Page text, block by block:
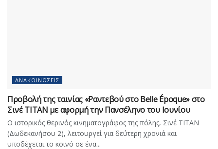
ΑΝΑΚΟΙΝΏΣΕΙΣ
Προβολή της ταινίας «Ραντεβού στο Belle Époque» στο
Σινέ ΤΙΤΑΝ με αφορμή την Πανσέληνο του Ιουνίου
Ο ιστορικός θερινός κινηματογράφος της πόλης, Σινέ ΤΙΤΑΝ
(Δωδεκανήσου 2), λειτουργεί για δεύτερη χρονιά και
υποδέχεται το κοινό σε ένα...